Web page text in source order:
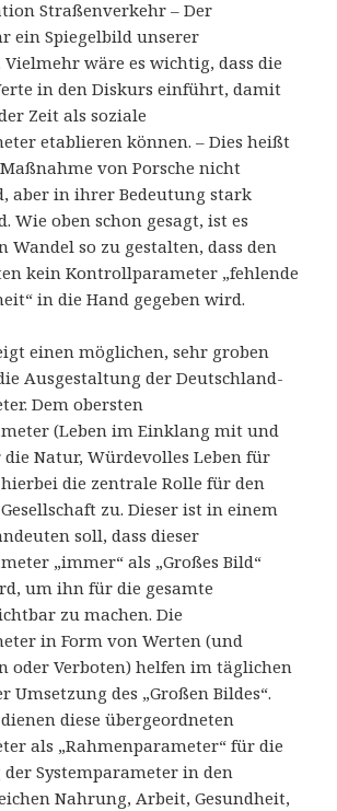
Straßenverkehr – Der
ein Spiegelbild unserer
Vielmehr wäre es wichtig, dass die
in den Diskurs einführt, damit
Zeit als soziale
etablieren können. – Dies heißt
von Porsche nicht
aber in ihrer Bedeutung stark
oben schon gesagt, ist es
Wandel so zu gestalten, dass den
kein Kontrollparameter „fehlende
in die Hand gegeben wird.
einen möglichen, sehr groben
Ausgestaltung der Deutschland-
Dem obersten
(Leben im Einklang mit und
Natur, Würdevolles Leben für
die zentrale Rolle für den
zu. Dieser ist in einem
soll, dass dieser
„immer“ als „Großes Bild“
um ihn für die gesamte
zu machen. Die
in Form von Werten (und
oder Verboten) helfen im täglichen
Umsetzung des „Großen Bildes“.
diese übergeordneten
als „Rahmenparameter“ für die
Systemparameter in den
Nahrung, Arbeit, Gesundheit,